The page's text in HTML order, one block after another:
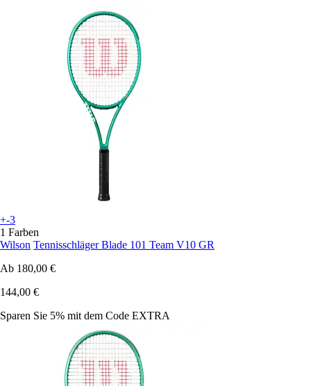
+-3
1 Farben
Wilson Tennisschläger Blade 101 Team V10 GR
Ab 180,00 €
144,00 €
Sparen Sie 5% mit dem Code EXTRA